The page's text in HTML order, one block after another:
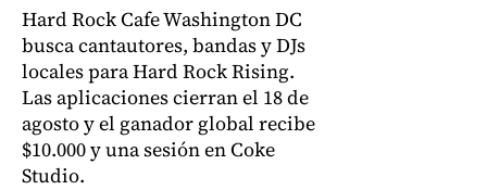
Hard Rock Cafe Washington DC
busca cantautores, bandas y DJs
locales para Hard Rock Rising.
Las aplicaciones cierran el 18 de
agosto y el ganador global recibe
$10.000 y una sesión en Coke
Studio.